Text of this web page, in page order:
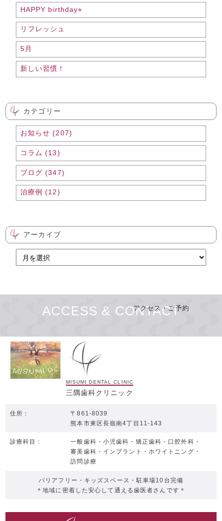
HAPPY birthday⭐︎
リフレッシュ
5月
新しい習慣！
カテゴリー
お知らせ (207)
コラム (13)
ブログ (347)
治療例 (12)
アーカイブ
ACCESS & CONTACT
アクセス・ご予約
MISUMI DENTAL CLINIC
三隅歯科クリニック
住所：
〒861-8039
熊本市東区長嶺南4丁目11-143
診療科目： 一般歯科・ 小児歯科・ 矯正歯科・ 口腔外科・
審美歯科・ インプラント・ ホワイトニング・
訪問診療
バリアフリー・ キッズスペース・ 駐車場10台完備
＊地域に密着した安心して通える歯医者さんです＊